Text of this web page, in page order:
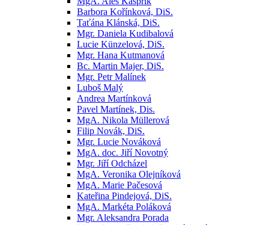
Barbora Kořínková, DiS.
Taťána Klánská, DiS.
Mgr. Daniela Kudibalová
Lucie Künzelová, DiS.
Mgr. Hana Kutmanová
Bc. Martin Majer, DiS.
Mgr. Petr Malínek
Luboš Malý
Andrea Martínková
Pavel Martínek, Dis.
MgA. Nikola Müllerová
Filip Novák, DiS.
Mgr. Lucie Nováková
MgA. doc. Jiří Novotný
Mgr. Jiří Odcházel
MgA. Veronika Olejníková
MgA. Marie Pačesová
Kateřina Pindejová, DiS.
MgA. Markéta Poláková
Mgr. Aleksandra Porada